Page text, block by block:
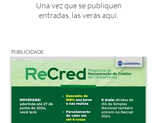
Una vez que se publiquen
entradas, las verás aquí.
PUBLICIDADE